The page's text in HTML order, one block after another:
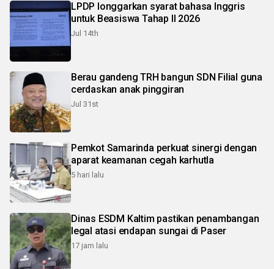
LPDP longgarkan syarat bahasa Inggris
untuk Beasiswa Tahap II 2026
Jul 14th
Berau gandeng TRH bangun SDN Filial guna
cerdaskan anak pinggiran
Jul 31st
Pemkot Samarinda perkuat sinergi dengan
aparat keamanan cegah karhutla
5 hari lalu
Dinas ESDM Kaltim pastikan penambangan
legal atasi endapan sungai di Paser
17 jam lalu